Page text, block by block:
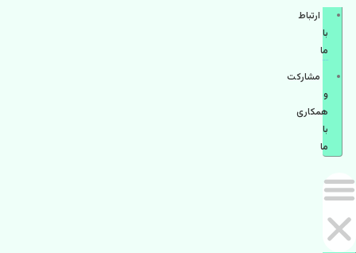
ارتباط
با
ما
مشاركت
و
همكاری
با
ما